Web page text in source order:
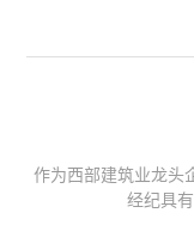
能够为客户降低风险
从风险评估、风险分
等全方位、全过程、
作为西部建筑业龙头
经纪具